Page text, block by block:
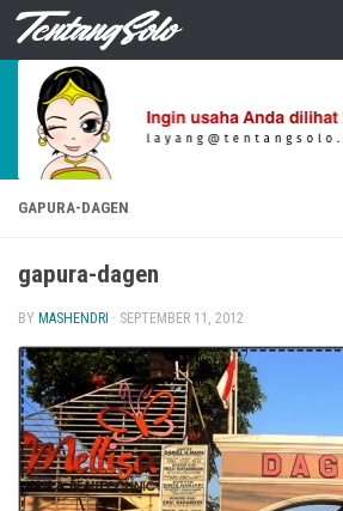
Skip to content
GAPURA-DAGEN
gapura-dagen
BY MASHENDRI · SEPTEMBER 11, 2012